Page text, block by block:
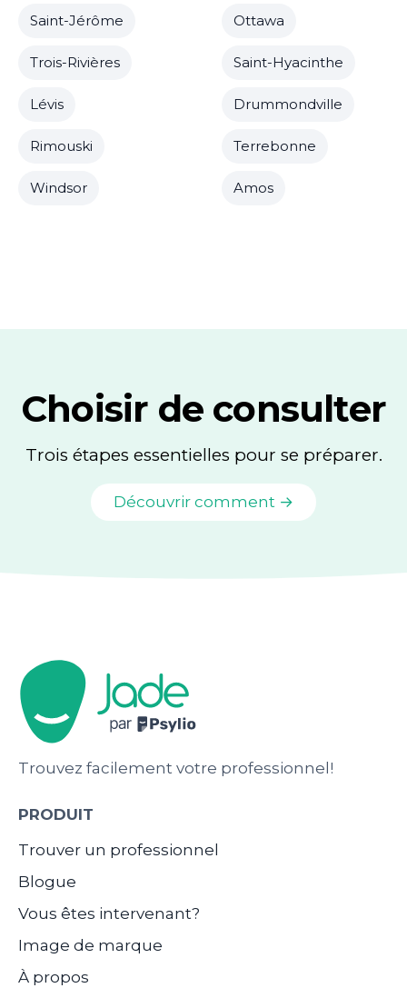
Saint-Jérôme Ottawa
Trois-Rivières Saint-Hyacinthe
Lévis Drummondville
Rimouski Terrebonne
Windsor Amos
Choisir de consulter
Trois étapes essentielles pour se préparer.
Découvrir comment →
Trouvez facilement votre professionnel!
PRODUIT
Trouver un professionnel
Blogue
Vous êtes intervenant?
Image de marque
À propos